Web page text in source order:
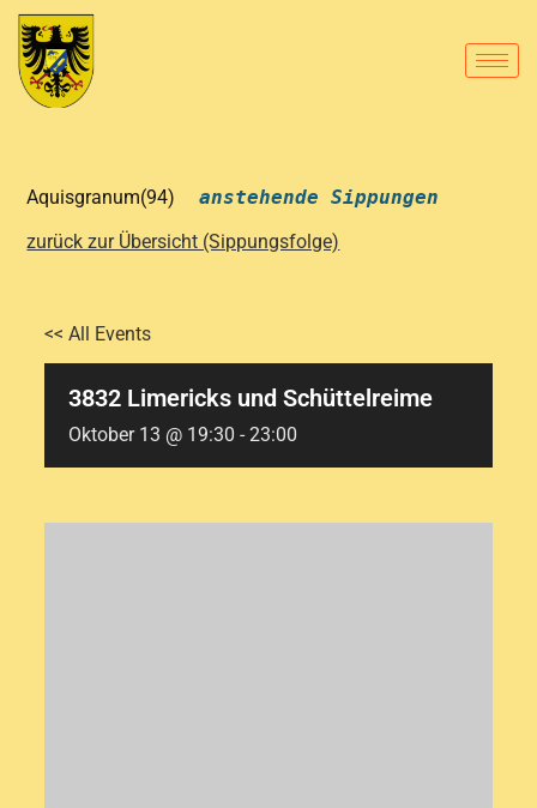
Aquisgranum(94)anstehende Sippungen
zurück zur Übersicht (Sippungsfolge)
<< All Events
3832 Limericks und Schüttelreime
Oktober 13 @ 19:30 -23:00